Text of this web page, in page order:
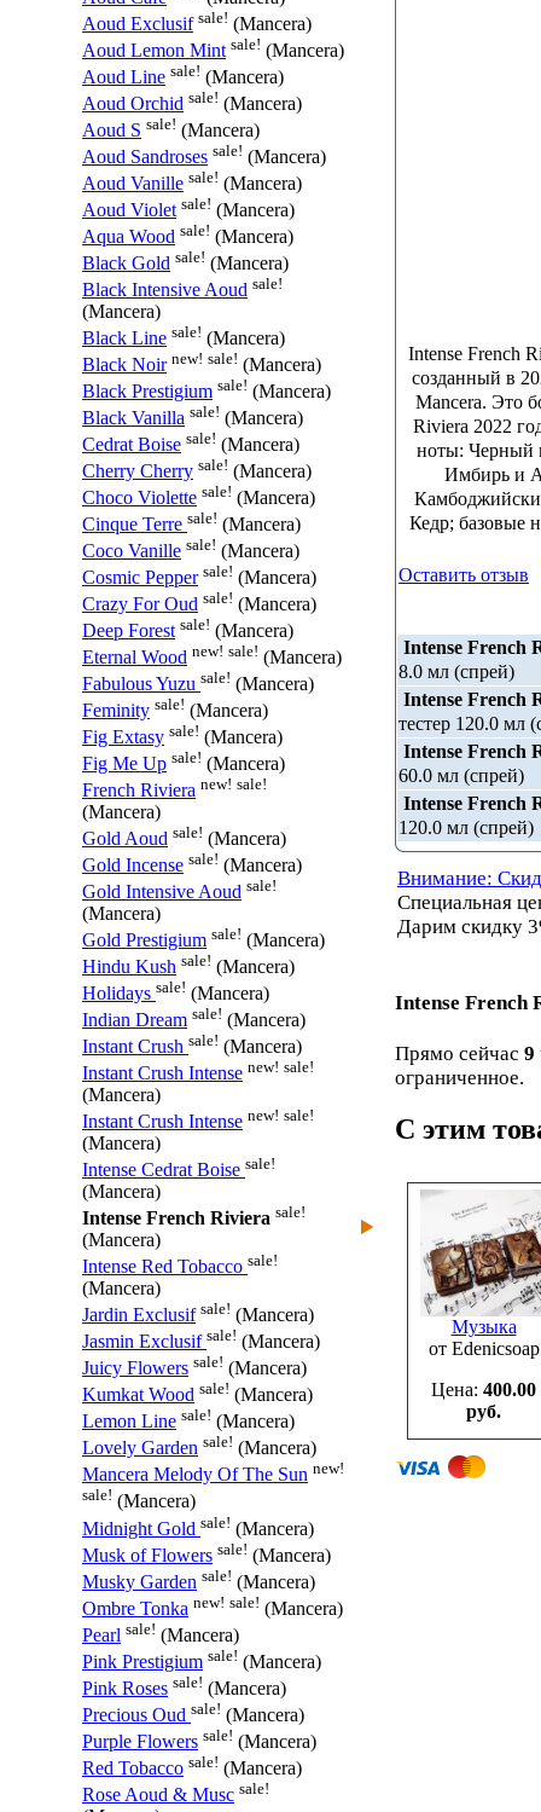
Aoud Exclusif sale! (Mancera)
Aoud Lemon Mint sale! (Mancera)
Aoud Line sale! (Mancera)
Aoud Orchid sale! (Mancera)
Aoud S sale! (Mancera)
Aoud Sandroses sale! (Mancera)
Aoud Vanille sale! (Mancera)
Aoud Violet sale! (Mancera)
Aqua Wood sale! (Mancera)
Black Gold sale! (Mancera)
Black Intensive Aoud sale!
(Mancera)
Black Line sale! (Mancera)
Black Noir new! sale! (Mancera)
Black Prestigium sale! (Mancera)
Black Vanilla sale! (Mancera)
Cedrat Boise sale! (Mancera)
Cherry Cherry sale! (Mancera)
Choco Violette sale! (Mancera)
Cinque Terre sale! (Mancera)
Coco Vanille sale! (Mancera)
Cosmic Pepper sale! (Mancera)
Crazy For Oud sale! (Mancera)
Deep Forest sale! (Mancera)
Eternal Wood new! sale! (Mancera)
Fabulous Yuzu sale! (Mancera)
Feminity sale! (Mancera)
Fig Extasy sale! (Mancera)
Fig Me Up sale! (Mancera)
French Riviera new! sale!
(Mancera)
Gold Aoud sale! (Mancera)
Gold Incense sale! (Mancera)
Gold Intensive Aoud sale!
(Mancera)
Gold Prestigium sale! (Mancera)
Hindu Kush sale! (Mancera)
Holidays sale! (Mancera)
Indian Dream sale! (Mancera)
Instant Crush sale! (Mancera)
Instant Crush Intense new! sale!
(Mancera)
Instant Crush Intense new! sale!
(Mancera)
Intense Cedrat Boise sale!
(Mancera)
Intense French Riviera sale!
(Mancera)
Intense Red Tobacco sale!
(Mancera)
Jardin Exclusif sale! (Mancera)
Jasmin Exclusif sale! (Mancera)
Juicy Flowers sale! (Mancera)
Kumkat Wood sale! (Mancera)
Lemon Line sale! (Mancera)
Lovely Garden sale! (Mancera)
Mancera Melody Of The Sun new!
sale! (Mancera)
Midnight Gold sale! (Mancera)
Musk of Flowers sale! (Mancera)
Musky Garden sale! (Mancera)
Ombre Tonka new! sale! (Mancera)
Pearl sale! (Mancera)
Pink Prestigium sale! (Mancera)
Pink Roses sale! (Mancera)
Precious Oud sale! (Mancera)
Purple Flowers sale! (Mancera)
Red Tobacco sale! (Mancera)
Rose Aoud & Musc sale!
Intense French
созданный в
Mancera. Это
Riviera 2022
ноты: Черный
Имбирь и
Кедр; базовые
Оставить отзыв
Intense French
8.0 мл (спрей)
Intense French
тестер 120.0 мл
Intense French
60.0 мл (спрей)
Intense French
120.0 мл (спрей)
Внимание:
Специальная
Дарим скидку
Intense French
Прямо сейчас 9
ограниченное.
С этим
Музыка
от Edenicsoap
Цена: 400.00
руб.